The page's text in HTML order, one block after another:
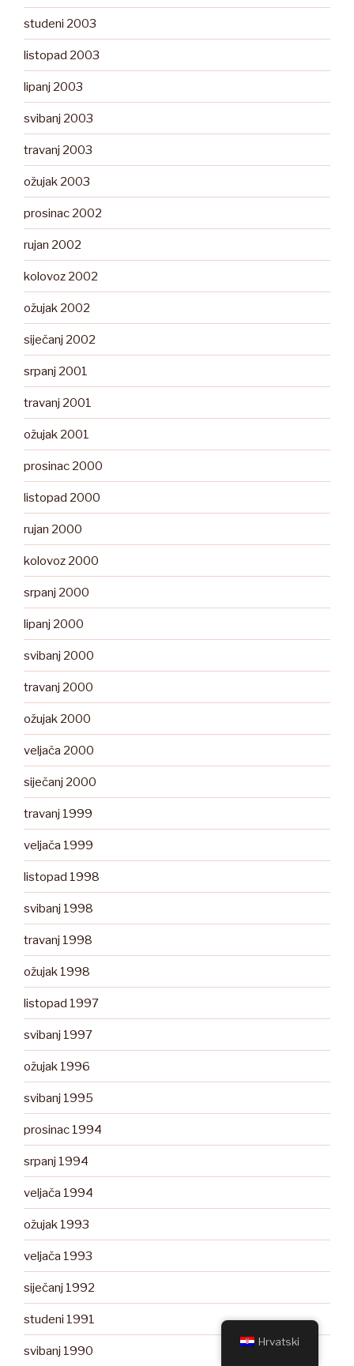
studeni 2003
listopad 2003
lipanj 2003
svibanj 2003
travanj 2003
ožujak 2003
prosinac 2002
rujan 2002
kolovoz 2002
ožujak 2002
siječanj 2002
srpanj 2001
travanj 2001
ožujak 2001
prosinac 2000
listopad 2000
rujan 2000
kolovoz 2000
srpanj 2000
lipanj 2000
svibanj 2000
travanj 2000
ožujak 2000
veljača 2000
siječanj 2000
travanj 1999
veljača 1999
listopad 1998
svibanj 1998
travanj 1998
ožujak 1998
listopad 1997
svibanj 1997
ožujak 1996
svibanj 1995
prosinac 1994
srpanj 1994
veljača 1994
ožujak 1993
veljača 1993
siječanj 1992
studeni 1991
svibanj 1990
Hrvatski